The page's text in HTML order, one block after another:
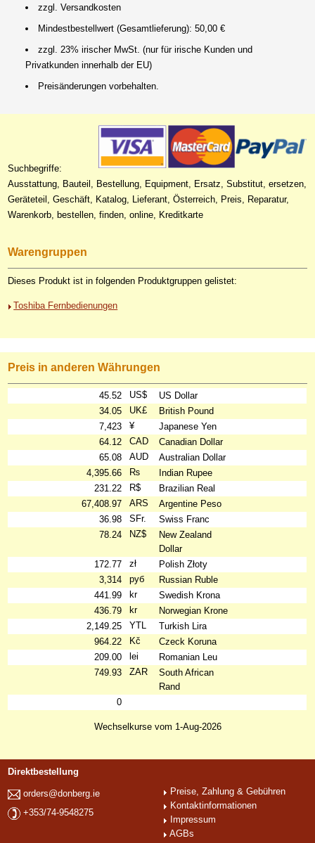
zzgl. Versandkosten
Mindestbestellwert (Gesamtlieferung): 50,00 €
zzgl. 23% irischer MwSt. (nur für irische Kunden und
Privatkunden innerhalb der EU)
Preisänderungen vorbehalten.
Suchbegriffe:
Ausstattung, Bauteil, Bestellung, Equipment, Ersatz, Substitut, ersetzen,
Geräteteil, Geschäft, Katalog, Lieferant, Österreich, Preis, Reparatur,
Warenkorb, bestellen, finden, online, Kreditkarte
Warengruppen
Dieses Produkt ist in folgenden Produktgruppen gelistet:
Toshiba Fernbedienungen
Preis in anderen Währungen
45.52 US$
US Dollar
34.05
UK£
British Pound
7,423
¥
Japanese Yen
64.12
CAD
Canadian Dollar
65.08
AUD
Australian Dollar
4,395.66
₨
Indian Rupee
231.22
R$
Brazilian Real
67,408.97
ARS
Argentine Peso
36.98
SFr.
Swiss Franc
78.24
NZ$
New Zealand
Dollar
172.77
zł
Polish Złoty
3,314
руб
Russian Ruble
441.99
kr
Swedish Krona
436.79
kr
Norwegian Krone
2,149.25
YTL
Turkish Lira
964.22
Kč
Czeck Koruna
209.00
lei
Romanian Leu
749.93
ZAR
South African
Rand
0
Wechselkurse vom 1-Aug-2026
Direktbestellung
orders@donberg.ie
+353/74-9548275
Preise, Zahlung & Gebühren
Kontaktinformationen
Impressum
AGBs